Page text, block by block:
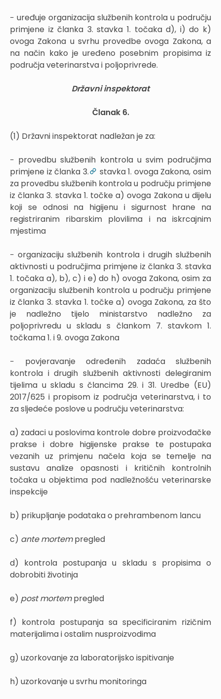
− uređuje organizacija službenih kontrola u području
primjene iz članka 3. stavka 1. točaka d), i) do k)
ovoga Zakona u svrhu provedbe ovoga Zakona, a
na način kako je uređeno posebnim propisima iz
područja veterinarstva i poljoprivrede.
Državni inspektorat
Članak 6.
(1) Državni inspektorat nadležan je za:
− provedbu službenih kontrola u svim područjima
primjene iz članka 3.
stavka 1. ovoga Zakona, osim
za provedbu službenih kontrola u području primjene
iz članka 3. stavka 1. točke a) ovoga Zakona u dijelu
koji se odnosi na higijenu i sigurnost hrane na
registriranim ribarskim plovilima i na iskrcajnim
mjestima
− organizaciju službenih kontrola i drugih službenih
aktivnosti u područjima primjene iz članka 3. stavka
1. točaka a), b), c) i e) do h) ovoga Zakona, osim za
organizaciju službenih kontrola u području primjene
iz članka 3. stavka 1. točke a) ovoga Zakona, za što
je nadležno tijelo ministarstvo nadležno za
poljoprivredu u skladu s člankom 7. stavkom 1.
točkama 1. i 9. ovoga Zakona
− povjeravanje određenih zadaća službenih
kontrola i drugih službenih aktivnosti delegiranim
tijelima u skladu s člancima 29. i 31. Uredbe (EU)
2017/625 i propisom iz područja veterinarstva, i to
za sljedeće poslove u području veterinarstva:
a) zadaci u poslovima kontrole dobre proizvođačke
prakse i dobre higijenske prakse te postupaka
vezanih uz primjenu načela koja se temelje na
sustavu analize opasnosti i kritičnih kontrolnih
točaka u objektima pod nadležnošću veterinarske
inspekcije
b) prikupljanje podataka o prehrambenom lancu
c) ante mortempregled
d) kontrola postupanja u skladu s propisima o
dobrobiti životinja
e) post mortempregled
f) kontrola postupanja sa specificiranim rizičnim
materijalima i ostalim nusproizvodima
g) uzorkovanje za laboratorijsko ispitivanje
h) uzorkovanje u svrhu monitoringa